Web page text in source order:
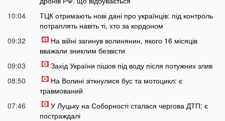
10:04
ТЦК отримають нові дані про українців: під контроль
потраплять навіть ті, хто за кордоном
09:32
На війні загинув волинянин, якого 16 місяців
вважали зниклим безвісти
09:03
Захід України пішов під воду після потужних злив
08:50
На Волині зіткнулися бус та мотоцикл: є
травмований
07:46
У Луцьку на Соборності сталася чергова ДТП: є
постраждалі